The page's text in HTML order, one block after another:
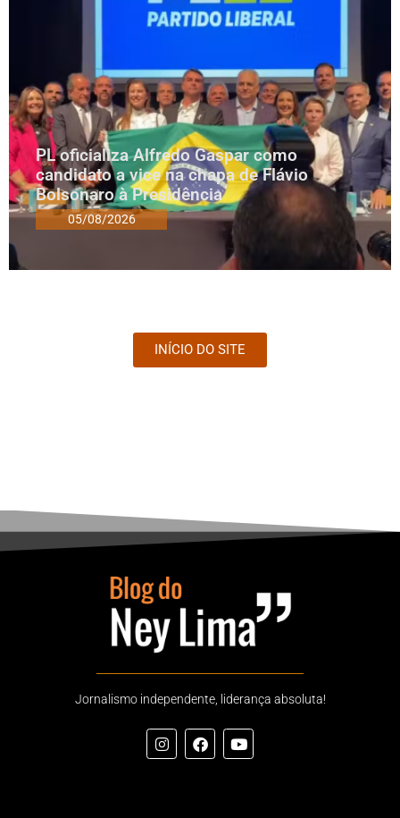
PL oficializa Alfredo Gaspar como
candidato a vice na chapa de Flávio
Bolsonaro à Presidência
05/08/2026
INÍCIO DO SITE
Jornalismo independente, liderança absoluta!